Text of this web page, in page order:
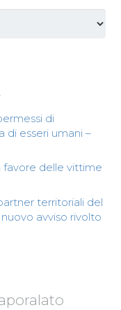
di
di esseri umani –
favore delle vittime
territoriali del
nuovo avviso rivolto